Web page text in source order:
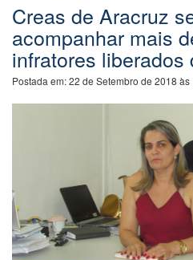
Creas de Aracruz
acompanhar mais
infratores liberados
Postada em:22 de Setembro de 2018 às